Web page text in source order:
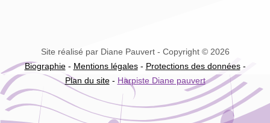
Site réalisé par Diane Pauvert - Copyright © 2026
Biographie- Mentions légales- Protections des données-
Plan du site- Harpiste Diane pauvert